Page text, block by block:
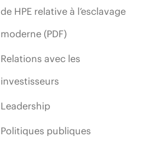
de HPE relative à l’esclavage
moderne (PDF)
Relations avec les
investisseurs
Leadership
Politiques publiques